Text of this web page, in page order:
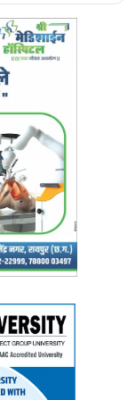
युवा कांग्रेसी लोगों
योजनाओं के बारे में
शामिल रहेंगी. जिन
व्यक्ति का मोबाइल
के घर पहुचंने वाले
लागू हो वाली
कांग्रेस की 5 योजनाएं
कर्ज माफ, 1500
100 यूनिट तक
फॉर्म नीचे की तरफ
टिक करवाने के बाद
लेंगे।
घर जाने का टारगेट
में से किसी एक
घरों तक पहुंचने का
चुनाव होने तक